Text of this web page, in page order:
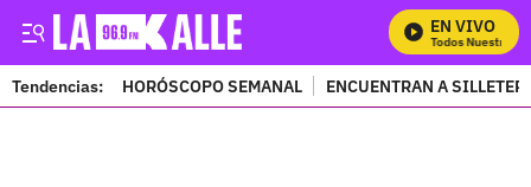
EN VIVO
Mira Todos Nuestros
Tendencias: HORÓSCOPO SEMANAL ENCUENTRAN A